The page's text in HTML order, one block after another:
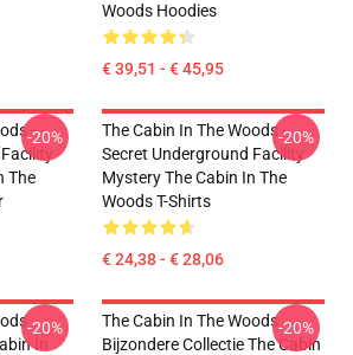
Woods Hoodies
€ 39,51 - € 45,95
-
The
-20%
The Cabin In The Woods -
Secret Underground Facility
Mystery The Cabin In The
Woods T-Shirts
€ 24,38 - € 28,06
-20%
In
-20%
The Cabin In The Woods
Bijzondere Collectie The Cabin
-20%